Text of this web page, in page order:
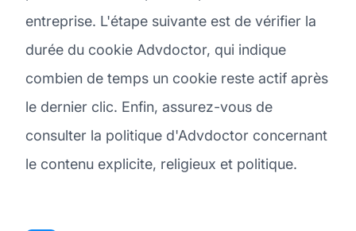
entreprise. L'étape suivante est de vérifier la
durée du cookie Advdoctor, qui indique
combien de temps un cookie reste actif après
le dernier clic. Enfin, assurez-vous de
consulter la politique d'Advdoctor concernant
le contenu explicite, religieux et politique.